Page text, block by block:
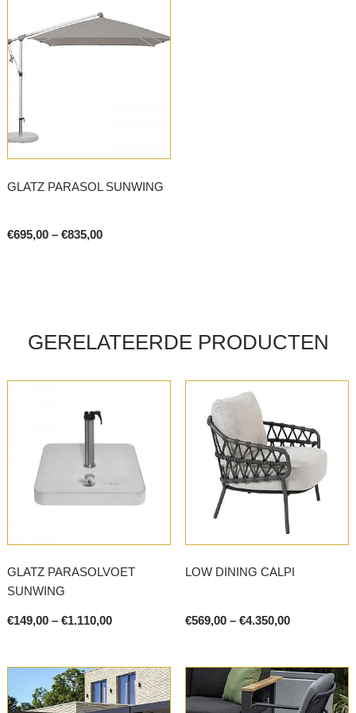
GLATZ PARASOL SUNWING
€695,00 – €835,00Price
variants.
product
GERELATEERDE PRODUCTEN
GLATZ PARASOLVOET
SUNWING
€149,00 – €1.110,00Price
through
€1.110,00
multiple
LOW DINING CALPI
€569,00 – €4.350,00Price
through
€4.350,00
multiple